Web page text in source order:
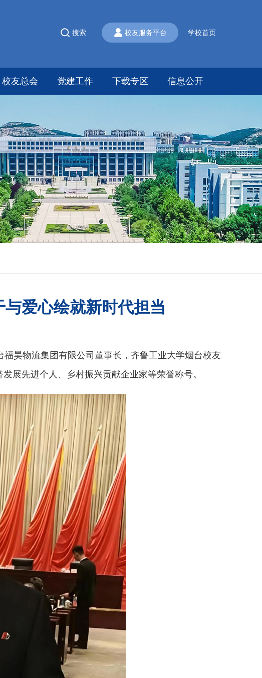
校友服务平台 学校首页
搜索
校友总会 党建工作 下载专区 信息公开
爱心绘就新时代担当
昊物流集团有限公司董事长，齐鲁工业大学烟台校友
展先进个人、乡村振兴贡献企业家等荣誉称号。